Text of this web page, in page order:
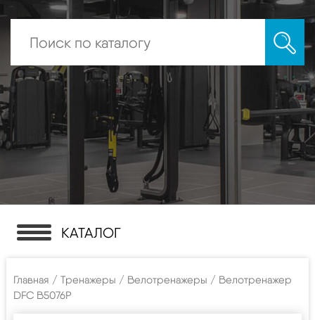
КАТАЛОГ
Главная / Тренажеры / Велотренажеры / Велотренажер
DFC B5076P